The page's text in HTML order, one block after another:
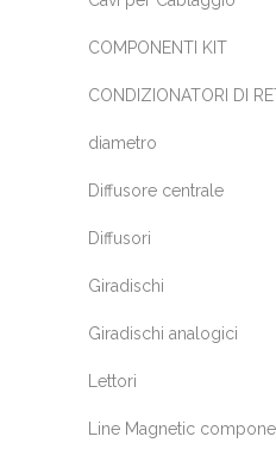
COMPONENTI KIT
CONDIZIONATORI DI
diametro
Diffusore centrale
Diffusori
Giradischi
Giradischi analogici
Lettori
Line Magnetic